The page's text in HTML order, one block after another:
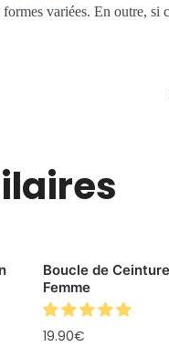
variées. En outre,
Boucle de
Femme
19.90€